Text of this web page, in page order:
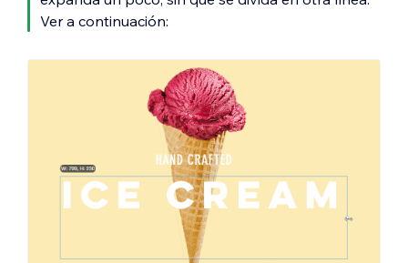
Ver a continuación: